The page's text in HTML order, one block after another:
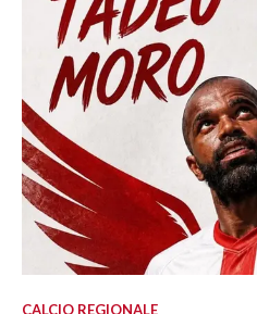
CALCIO REGIONALE